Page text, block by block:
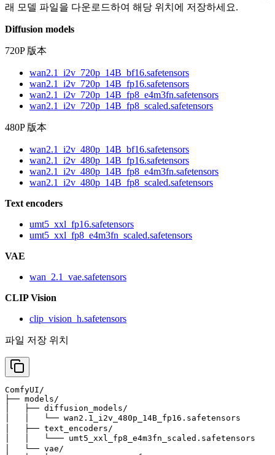
래 모델 파일을 다운로드하여 해당 위치에 저장하세요.
Diffusion models
720P 版本
wan2.1_i2v_720p_14B_bf16.safetensors
wan2.1_i2v_720p_14B_fp16.safetensors
wan2.1_i2v_720p_14B_fp8_e4m3fn.safetensors
wan2.1_i2v_720p_14B_fp8_scaled.safetensors
480P 版本
wan2.1_i2v_480p_14B_bf16.safetensors
wan2.1_i2v_480p_14B_fp16.safetensors
wan2.1_i2v_480p_14B_fp8_e4m3fn.safetensors
wan2.1_i2v_480p_14B_fp8_scaled.safetensors
Text encoders
umt5_xxl_fp16.safetensors
umt5_xxl_fp8_e4m3fn_scaled.safetensors
VAE
wan_2.1_vae.safetensors
CLIP Vision
clip_vision_h.safetensors
파일 저장 위치
ComfyUI/
├── models/
│   ├── diffusion_models/
│   │   └── wan2.1_i2v_480p_14B_fp16.safetensors
│   ├── text_encoders/
│   │   └─── umt5_xxl_fp8_e4m3fn_scaled.safetensors
│   └── vae/